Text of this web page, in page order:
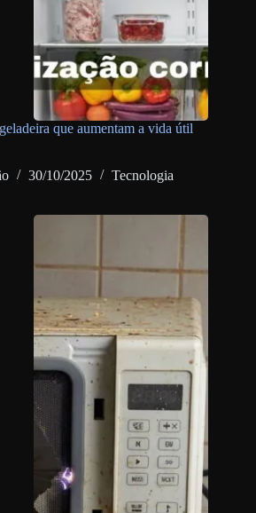
que aumentam a vida útil
30/10/2025 Tecnologia